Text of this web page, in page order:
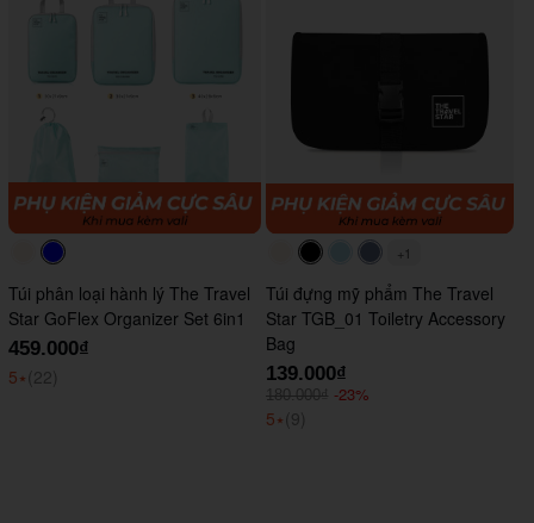
#faf0e6
Túi phân loại hành lý The Travel
Star GoFlex Organizer Set 6in1
459.000₫
5⭑ (22)
#faf0e6#000000#ADD8E6
+1
Túi đựng mỹ phẩm The Travel
Star TGB_01 Toiletry Accessory
Bag
139.000₫
180.000₫ -23%
5⭑ (9)